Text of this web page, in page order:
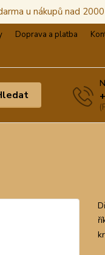
u nákupů nad
Doprava a platba